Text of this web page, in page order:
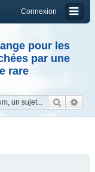
Connexion
pour les
par une
rare